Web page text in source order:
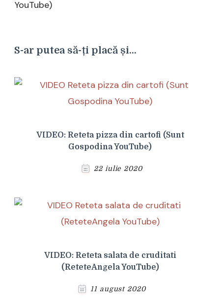
S-ar putea să-ți placă și...
VIDEO: Reteta pizza din cartofi (Sunt
Gospodina YouTube)
22 iulie 2020
VIDEO: Reteta salata de cruditati
(ReteteAngela YouTube)
11 august 2020